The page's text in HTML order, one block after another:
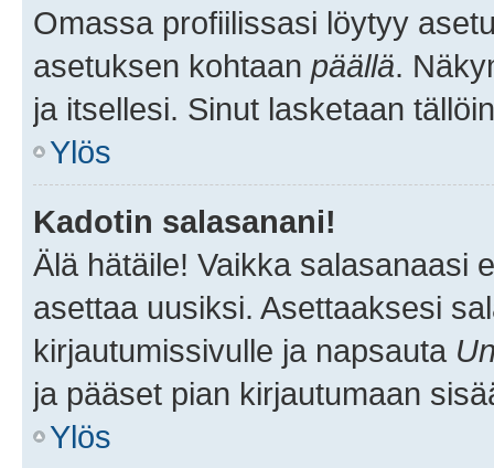
Omassa profiilissasi löytyy
asetuksen kohtaan päällä.
ja itsellesi. Sinut lasketaan
Ylös
Kadotin salasanani!
Älä hätäile! Vaikka salasanaasi
asettaa uusiksi. Asettaaksesi
kirjautumissivulle ja napsauta
ja pääset pian kirjautumaan
Ylös